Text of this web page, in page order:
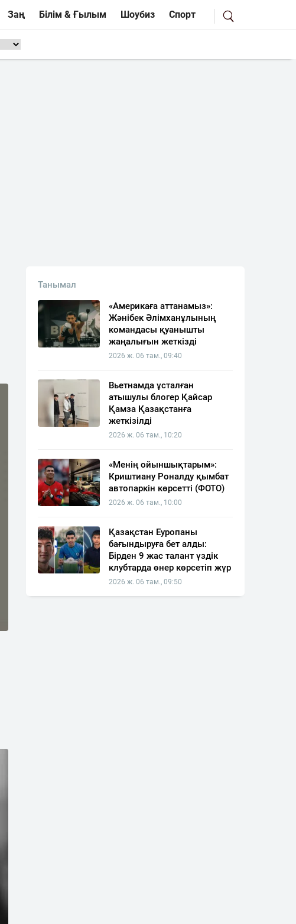
Заң Білім & Ғылым Шоубиз Спорт
Танымал
«Америкаға аттанамыз»:
Жәнібек Әлімханұлының
командасы қуанышты
жаңалығын жеткізді
2026 ж. 06 там., 09:40
Вьетнамда ұсталған
атышулы блогер Қайсар
Қамза Қазақстанға
жеткізілді
2026 ж. 06 там., 10:20
«Менің ойыншықтарым»:
Криштиану Роналду қымбат
автопаркін көрсетті (ФОТО)
2026 ж. 06 там., 10:00
Қазақстан Еуропаны
бағындыруға бет алды:
Бірден 9 жас талант үздік
клубтарда өнер көрсетіп жүр
2026 ж. 06 там., 09:50